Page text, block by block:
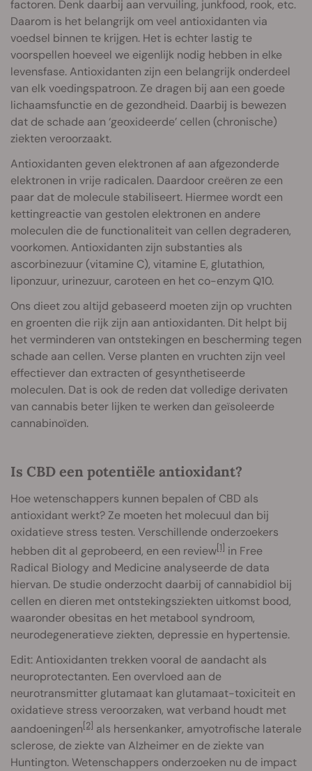
factoren. Denk daarbij aan vervuiling, junkfood, rook, etc.
Daarom is het belangrijk om veel antioxidanten via
voedsel binnen te krijgen. Het is echter lastig te
voorspellen hoeveel we eigenlijk nodig hebben in elke
levensfase. Antioxidanten zijn een belangrijk onderdeel
van elk voedingspatroon. Ze dragen bij aan een goede
lichaamsfunctie en de gezondheid. Daarbij is bewezen
dat de schade aan ‘geoxideerde’ cellen (chronische)
ziekten veroorzaakt.
Antioxidanten geven elektronen af aan afgezonderde
elektronen in vrije radicalen. Daardoor creëren ze een
paar dat de molecule stabiliseert. Hiermee wordt een
kettingreactie van gestolen elektronen en andere
moleculen die de functionaliteit van cellen degraderen,
voorkomen. Antioxidanten zijn substanties als
ascorbinezuur (vitamine C), vitamine E, glutathion,
liponzuur, urinezuur, caroteen en het co-enzym Q10.
Ons dieet zou altijd gebaseerd moeten zijn op vruchten
en groenten die rijk zijn aan antioxidanten. Dit helpt bij
het verminderen van ontstekingen en bescherming tegen
schade aan cellen. Verse planten en vruchten zijn veel
effectiever dan extracten of gesynthetiseerde
moleculen. Dat is ook de reden dat volledige derivaten
van cannabis beter lijken te werken dan geïsoleerde
cannabinoïden.
Is CBD een potentiële antioxidant?
Hoe wetenschappers kunnen bepalen of CBD als
antioxidant werkt? Ze moeten het molecuul dan bij
oxidatieve stress testen. Verschillende onderzoekers
hebben dit al geprobeerd, en een review[1] in Free
Radical Biology and Medicine analyseerde de data
hiervan. De studie onderzocht daarbij of cannabidiol bij
cellen en dieren met ontstekingsziekten uitkomst bood,
waaronder obesitas en het metabool syndroom,
neurodegeneratieve ziekten, depressie en hypertensie.
Edit: Antioxidanten trekken vooral de aandacht als
neuroprotectanten. Een overvloed aan de
neurotransmitter glutamaat kan glutamaat-toxiciteit en
oxidatieve stress veroorzaken, wat verband houdt met
aandoeningen[2] als hersenkanker, amyotrofische laterale
sclerose, de ziekte van Alzheimer en de ziekte van
Huntington. Wetenschappers onderzoeken nu de impact